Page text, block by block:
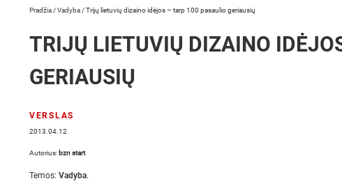
Pradžia /Vadyba /Trijų lietuvių dizaino idėjos – tarp 100 pasaulio geriausių
TRIJŲ LIETUVIŲ DIZAINO
GERIAUSIŲ
VERSLAS
2013.04.12
Autorius: bzn start
Temos: Vadyba.